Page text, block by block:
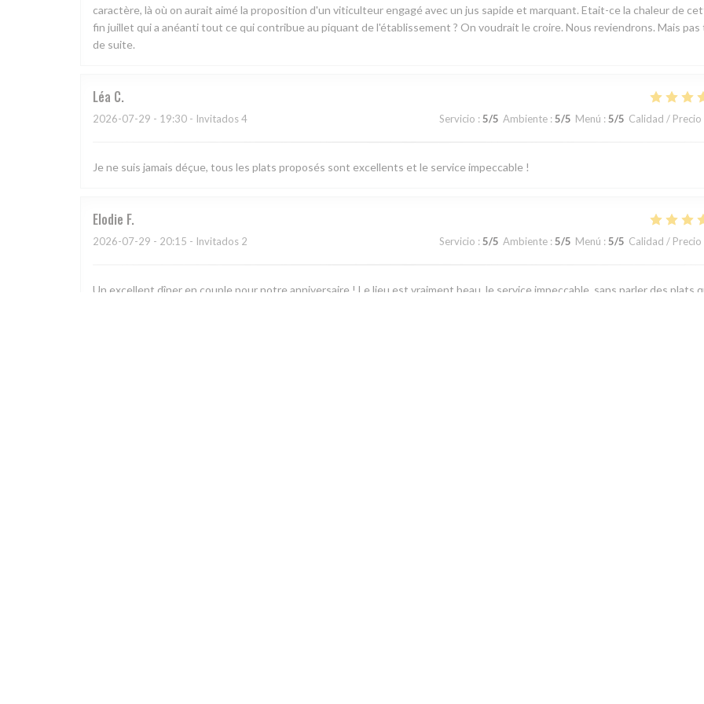
caractère, là où on aurait aimé la proposition d'un viticulteur engagé avec un jus sapide et marquant. Etait-ce la chaleur de
fin juillet qui a anéanti tout ce qui contribue au piquant de l'établissement ? On voudrait le croire. Nous reviendrons. Mais
de suite.
Léa C
2026-07-29 - 19:30 - Invitados 4 Servicio : 5/5 Ambiente : 5/5 Menú : 5/5 Calidad / Precio
Je ne suis jamais déçue, tous les plats proposés sont excellents et le service impeccable !
Elodie F
2026-07-29 - 20:15 - Invitados 2 Servicio : 5/5 Ambiente : 5/5 Menú : 5/5 Calidad / Precio
Un excellent dîner en couple pour notre anniversaire ! Le lieu est vraiment beau, le service impeccable, sans parler des plats